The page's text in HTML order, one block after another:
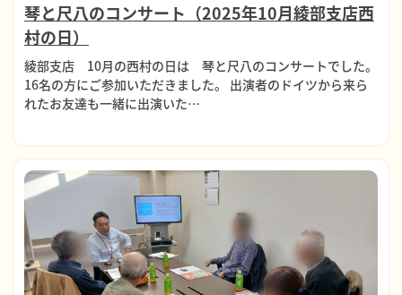
琴と尺八のコンサート（2025年10月綾部支店西
村の日）
綾部支店 10月の西村の日は 琴と尺八のコンサートでした。
16名の方にご参加いただきました。 出演者のドイツから来ら
れたお友達も一緒に出演いた…